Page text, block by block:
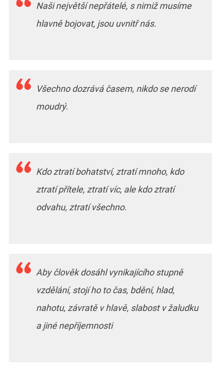
Naši největší nepřátelé, s nimiž musíme
hlavně bojovat, jsou uvnitř nás.
Všechno dozrává časem, nikdo se nerodí
moudrý.
Kdo ztratí bohatství, ztratí mnoho, kdo
ztratí přítele, ztratí víc, ale kdo ztratí
odvahu, ztratí všechno.
Aby člověk dosáhl vynikajícího stupně
vzdělání, stojí ho to čas, bdění, hlad,
nahotu, závratě v hlavě, slabost v žaludku
a jiné nepříjemnosti